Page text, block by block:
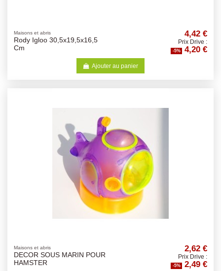
Maisons et abris
Rody Igloo 30,5x19,5x16,5
Cm
4,42 €
Prix Drive :
-5% 4,20 €
Ajouter au panier
Maisons et abris
DECOR SOUS MARIN POUR
HAMSTER
2,62 €
Prix Drive :
-5% 2,49 €